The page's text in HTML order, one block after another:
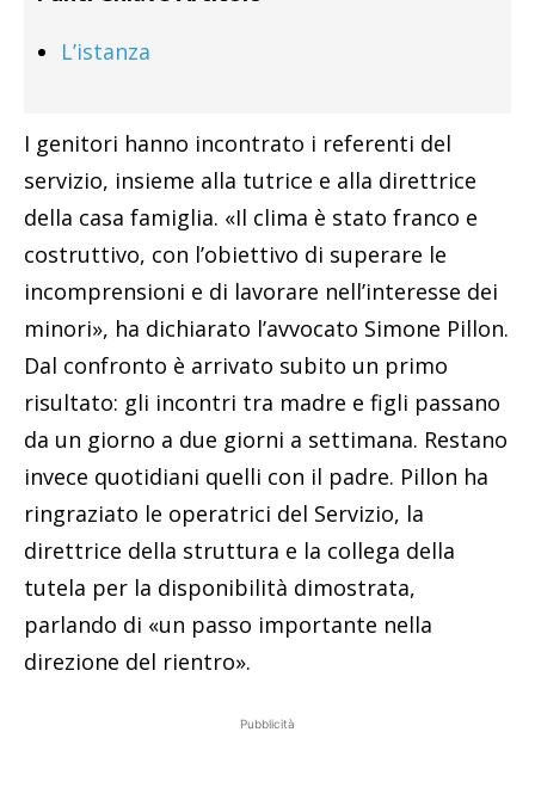
L’istanza
I genitori hanno incontrato i referenti del
servizio, insieme alla tutrice e alla direttrice
della casa famiglia. «Il clima è stato franco e
costruttivo, con l’obiettivo di superare le
incomprensioni e di lavorare nell’interesse dei
minori», ha dichiarato l’avvocato Simone Pillon.
Dal confronto è arrivato subito un primo
risultato: gli incontri tra madre e figli passano
da un giorno a due giorni a settimana. Restano
invece quotidiani quelli con il padre. Pillon ha
ringraziato le operatrici del Servizio, la
direttrice della struttura e la collega della
tutela per la disponibilità dimostrata,
parlando di «un passo importante nella
direzione del rientro».
Pubblicità